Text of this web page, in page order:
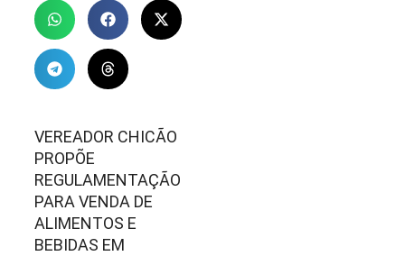
VEREADOR CHICÃO
PROPÕE
REGULAMENTAÇÃO
PARA VENDA DE
ALIMENTOS E
BEBIDAS EM